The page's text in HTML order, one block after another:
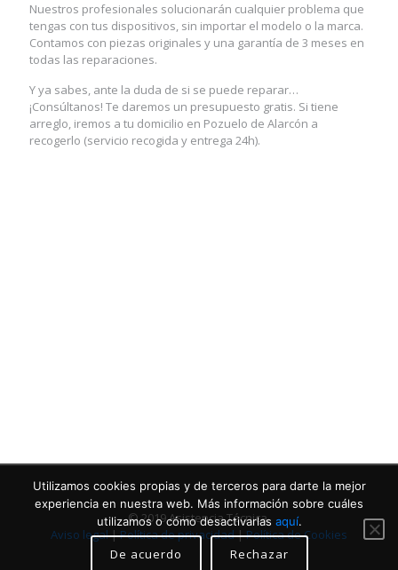
Nuestros profesionales solucionarán cualquier problema que
tengas con tus dispositivos, sin importar el modelo o la marca.
Contamos con piezas originales y una garantía de 3 meses en
todas las reparaciones.
Y ya sabes, ante la duda de si se puede reparar…
¡Consúltanos! Te daremos un presupuesto gratis. Si tiene
arreglo, iremos a tu domicilio en Pozuelo de Alarcón a
recogerlo (servicio recogida y entrega 24h).
© 2019 Asistencia Técnica.
Aviso legal|Política de privacidad|Política de Cookies
Utilizamos cookies propias y de terceros para darte la mejor
experiencia en nuestra web. Más información sobre cuáles
utilizamos o cómo desactivarlas aquí.
De acuerdo Rechazar